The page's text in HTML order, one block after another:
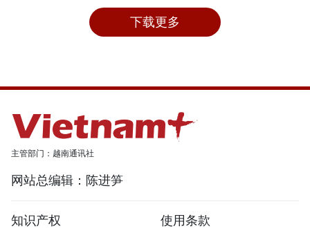
下载更多
主管部门：越南通讯社
网站总编辑：陈进笋
知识产权
使用条款